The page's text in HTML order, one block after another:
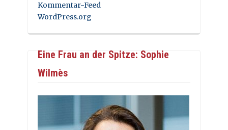
Kommentar-Feed
WordPress.org
Eine Frau an der Spitze: Sophie
Wilmès